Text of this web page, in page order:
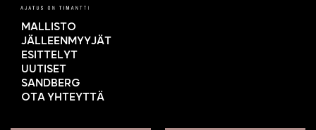
MALLISTO
JÄLLEENMYYJÄT
ESITTELYT
UUTISET
SANDBERG
OTA YHTEYTTÄ